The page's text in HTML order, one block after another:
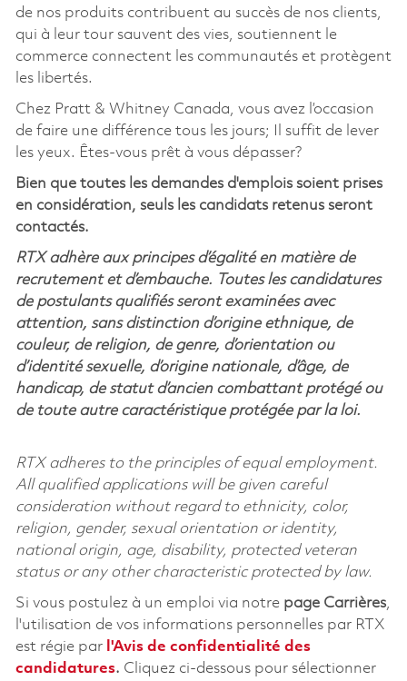
de nos produits contribuent au succès de nos clients,
qui à leur tour sauvent des vies, soutiennent le
commerce connectent les communautés et protègent
les libertés.
Chez Pratt & Whitney Canada, vous avez l’occasion
de faire une différence tous les jours; Il suffit de lever
les yeux. Êtes-vous prêt à vous dépasser?
Bien que toutes les demandes d'emplois soient prises
en considération, seuls les candidats retenus seront
contactés.
RTX adhère aux principes d’égalité en matière de
recrutement et d’embauche. Toutes les candidatures
de postulants qualifiés seront examinées avec
attention, sans distinction d’origine ethnique, de
couleur, de religion, de genre, d’orientation ou
d’identité sexuelle, d’origine nationale, d’âge, de
handicap, de statut d’ancien combattant protégé ou
de toute autre caractéristique protégée par la loi.
RTX adheres to the principles of equal employment.
All qualified applications will be given careful
consideration without regard to ethnicity, color,
religion, gender, sexual orientation or identity,
national origin, age, disability, protected veteran
status or any other characteristic protected by law.
Si vous postulez à un emploi via notre page Carrières,
l'utilisation de vos informations personnelles par RTX
est régie par l'Avis de confidentialité des
candidatures. Cliquez ci-dessous pour sélectionner